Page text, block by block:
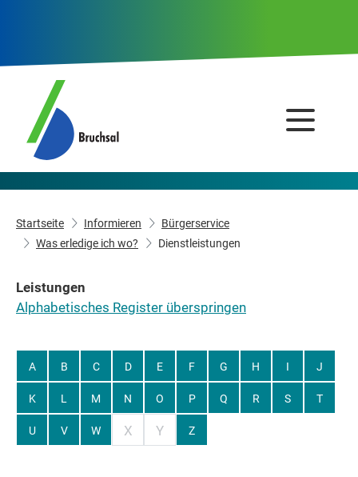
Startseite Informieren
Bürgerservice
Was erledige ich wo?
Dienstleistungen
Leistungen
Alphabetisches Register überspringen
A B C D E F G H I J
K L M N O P Q R S T
U V W X Y Z